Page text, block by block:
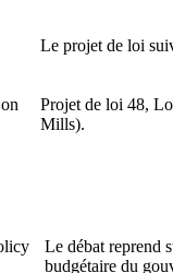
Le projet de loi
Projet de loi 48,
Mills).
Le débat reprend
budgétaire du